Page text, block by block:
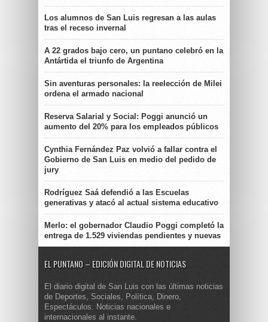
Los alumnos de San Luis regresan a las aulas
tras el receso invernal
A 22 grados bajo cero, un puntano celebró en la
Antártida el triunfo de Argentina
Sin aventuras personales: la reelección de Milei
ordena el armado nacional
Reserva Salarial y Social: Poggi anunció un
aumento del 20% para los empleados públicos
Cynthia Fernández Paz volvió a fallar contra el
Gobierno de San Luis en medio del pedido de
jury
Rodríguez Saá defendió a las Escuelas
generativas y atacó al actual sistema educativo
Merlo: el gobernador Claudio Poggi completó la
entrega de 1.529 viviendas pendientes y nuevas
EL PUNTANO – EDICIÓN DIGITAL DE NOTICIAS
El diario digital de San Luis con las últimas noticias
de Deportes, Sociales, Política, Dinero,
Espectáculos. Noticias nacionales e
internacionales al instante.